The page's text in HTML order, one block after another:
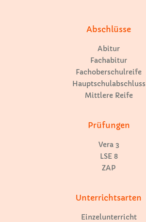
Abschlüsse
Abitur
Fachabitur
Fachoberschulreife
Hauptschulabschluss
Mittlere Reife
Prüfungen
Vera 3
LSE 8
ZAP
Unterrichtsarten
Einzelunterricht